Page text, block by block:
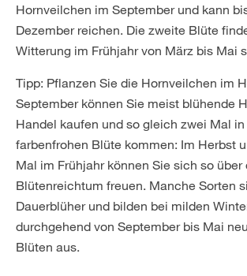
Hornveilchen im September und kann
Dezember reichen. Die zweite Blüte
Witterung im Frühjahr von März bis Mai
Tipp: Pflanzen Sie die Hornveilchen im
September können Sie meist blühende
Handel kaufen und so gleich zwei Mal
farbenfrohen Blüte kommen: Im Herbst
Mal im Frühjahr können Sie sich so über
Blütenreichtum freuen. Manche Sorten
Dauerblüher und bilden bei milden
durchgehend von September bis Mai
Blüten aus.